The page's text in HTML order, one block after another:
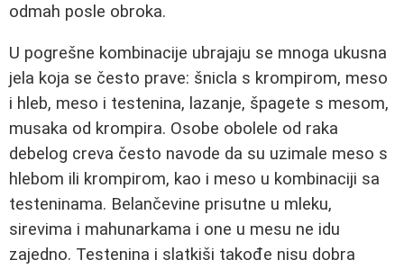
odmah posle obroka.
U pogrešne kombinacije ubrajaju se mnoga ukusna
jela koja se često prave: šnicla s krompirom, meso
i hleb, meso i testenina, lazanje, špagete s mesom,
musaka od krompira. Osobe obolele od raka
debelog creva često navode da su uzimale meso s
hlebom ili krompirom, kao i meso u kombinaciji sa
testeninama. Belančevine prisutne u mleku,
sirevima i mahunarkama i one u mesu ne idu
zajedno. Testenina i slatkiši takođe nisu dobra